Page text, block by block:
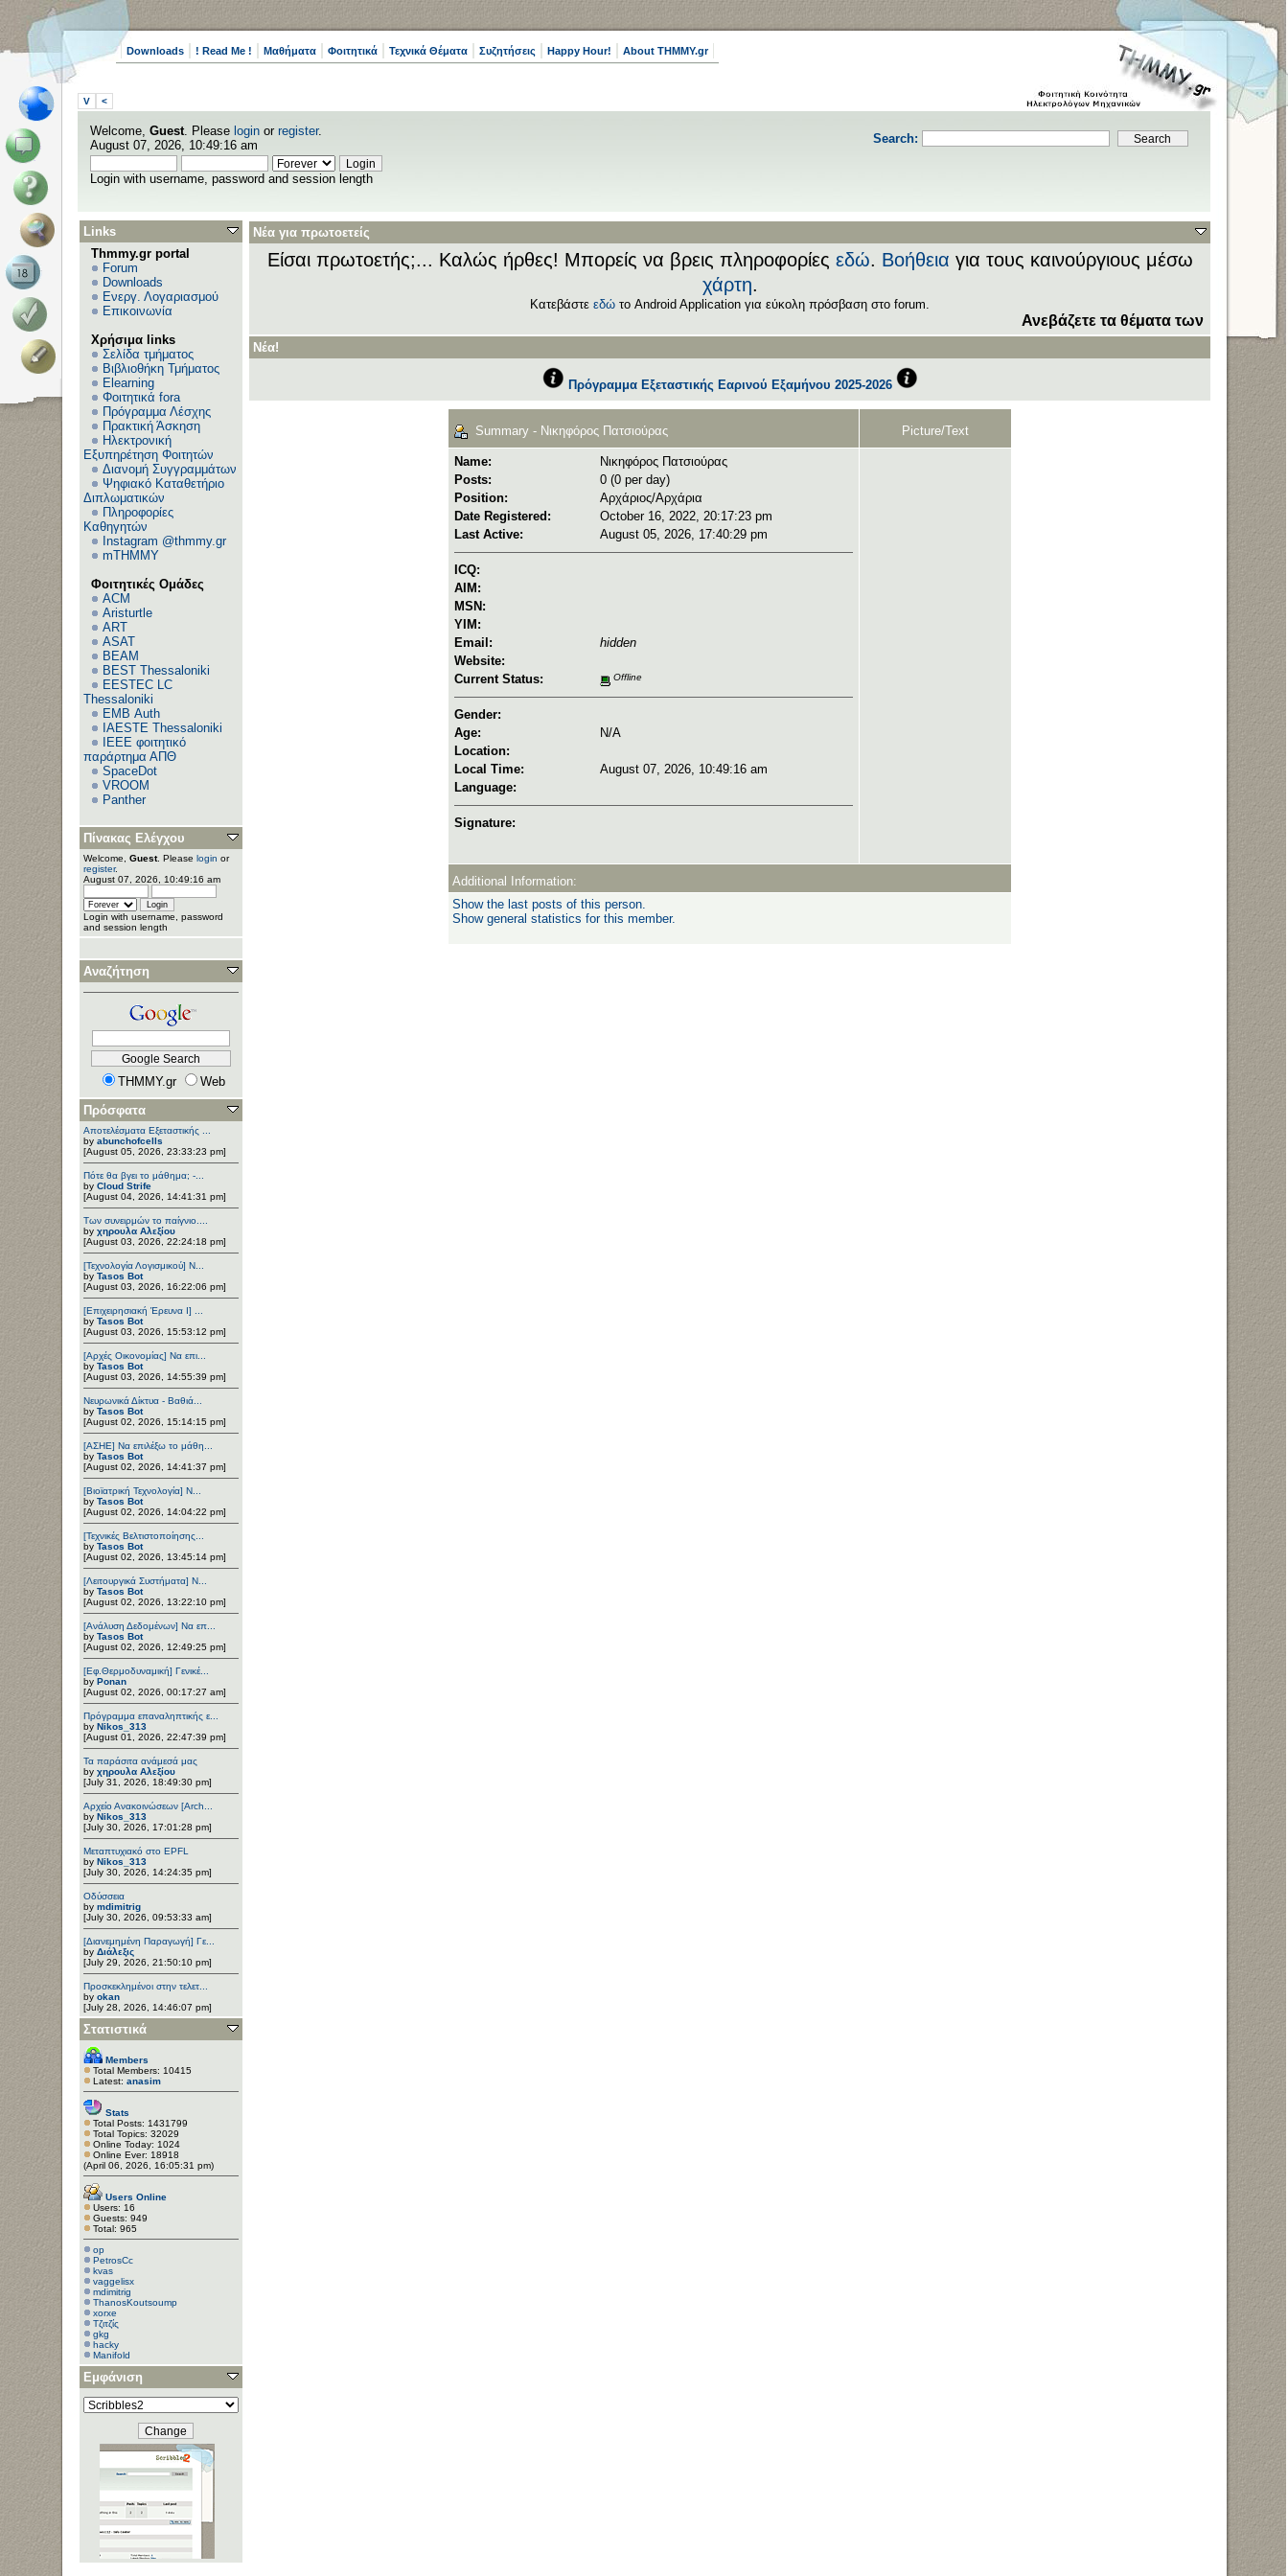
Downloads ! Read Me ! Μαθήματα Φοιτητικά Τεχνικά Θέματα Συζητήσεις Happy Hour! About THMMY.gr
V <
Search:
Welcome, Guest. Please login or register.
August 07, 2026, 10:49:16 am
Login with username, password and session length
Links
Thmmy.gr portal
Forum
Downloads
Ενεργ. Λογαριασμού
Επικοινωνία
Χρήσιμα links
Σελίδα τμήματος
Βιβλιοθήκη Τμήματος
Elearning
Φοιτητικά fora
Πρόγραμμα Λέσχης
Πρακτική Άσκηση
Ηλεκτρονική
Εξυπηρέτηση Φοιτητών
Διανομή Συγγραμμάτων
Ψηφιακό Καταθετήριο
Διπλωματικών
Πληροφορίες
Καθηγητών
Instagram @thmmy.gr
mTHMMY
Φοιτητικές Ομάδες
ACM
Aristurtle
ART
ASAT
BEAM
BEST Thessaloniki
EESTEC LC
Thessaloniki
EΜΒ Auth
IAESTE Thessaloniki
IEEE φοιτητικό
παράρτημα ΑΠΘ
SpaceDot
VROOM
Panther
Πίνακας Ελέγχου
Welcome, Guest. Please login or
register.
August 07, 2026, 10:49:16 am
Login with username, password
and session length
Αναζήτηση
THMMY.gr
Web
Πρόσφατα
Αποτελέσματα Εξεταστικής ...
by abunchofcells
[August 05, 2026, 23:33:23 pm]
Πότε θα βγει το μάθημα; -...
by Cloud Strife
[August 04, 2026, 14:41:31 pm]
Των συνειρμών το παίγνιο....
by χηρουλα Αλεξίου
[August 03, 2026, 22:24:18 pm]
[Τεχνολογία Λογισμικού] Ν...
by Tasos Bot
[August 03, 2026, 16:22:06 pm]
[Επιχειρησιακή Έρευνα Ι] ...
by Tasos Bot
[August 03, 2026, 15:53:12 pm]
[Αρχές Οικονομίας] Να επι...
by Tasos Bot
[August 03, 2026, 14:55:39 pm]
Νευρωνικά Δίκτυα - Βαθιά...
by Tasos Bot
[August 02, 2026, 15:14:15 pm]
[ΑΣΗΕ] Να επιλέξω το μάθη...
by Tasos Bot
[August 02, 2026, 14:41:37 pm]
[Βιοϊατρική Τεχνολογία] Ν...
by Tasos Bot
[August 02, 2026, 14:04:22 pm]
[Τεχνικές Βελτιστοποίησης...
by Tasos Bot
[August 02, 2026, 13:45:14 pm]
[Λειτουργικά Συστήματα] Ν...
by Tasos Bot
[August 02, 2026, 13:22:10 pm]
[Ανάλυση Δεδομένων] Να επ...
by Tasos Bot
[August 02, 2026, 12:49:25 pm]
[Εφ.Θερμοδυναμική] Γενικέ...
by Ponan
[August 02, 2026, 00:17:27 am]
Πρόγραμμα επαναληπτικής ε...
by Nikos_313
[August 01, 2026, 22:47:39 pm]
Τα παράσιτα ανάμεσά μας
by χηρουλα Αλεξίου
[July 31, 2026, 18:49:30 pm]
Αρχείο Ανακοινώσεων [Arch...
by Nikos_313
[July 30, 2026, 17:01:28 pm]
Μεταπτυχιακό στο EPFL
by Nikos_313
[July 30, 2026, 14:24:35 pm]
Οδύσσεια
by mdimitrig
[July 30, 2026, 09:53:33 am]
[Διανεμημένη Παραγωγή] Γε...
by Διάλεξις
[July 29, 2026, 21:50:10 pm]
Προσκεκλημένοι στην τελετ...
by okan
[July 28, 2026, 14:46:07 pm]
Στατιστικά
Members
Total Members: 10415
Latest: anasim
Stats
Total Posts: 1431799
Total Topics: 32029
Online Today: 1024
Online Ever: 18918
(April 06, 2026, 16:05:31 pm)
Users Online
Users: 16
Guests: 949
Total: 965
op
PetrosCc
kvas
vaggelisx
mdimitrig
ThanosKoutsoump
xorxe
Τζιτζίς
gkg
hacky
Manifold
apob
cpt38
Tasos Bot
Εμφάνιση
Νέα για πρωτοετείς
Είσαι πρωτοετής;... Καλώς ήρθες! Μπορείς να βρεις πληροφορίες εδώ. Βοήθεια για τους καινούργιους μέσω
χάρτη.
Κατεβάστε εδώ το Android Application για εύκολη πρόσβαση στο forum.
Ανεβάζετε τα θέματα των εξετάσεων
Νέα!
Πρόγραμμα Εξεταστικής Εαρινού Εξαμήνου 2025-2026
Summary - Νικηφόρος Πατσιούρας Picture/Text
Name:
Νικηφόρος Πατσιούρας
Posts:
0 (0 per day)
Position:
Αρχάριος/Αρχάρια
Date Registered:
October 16, 2022, 20:17:23 pm
Last Active:
August 05, 2026, 17:40:29 pm
ICQ:
AIM:
MSN:
YIM:
Email:
hidden
Website:
Current Status:
Offline
Gender:
Age:
N/A
Location:
Local Time:
August 07, 2026, 10:49:16 am
Language:
Signature:
Additional Information:
Show the last posts of this person.
Show general statistics for this member.